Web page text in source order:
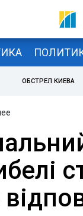
ОБСТРЕЛ КИЕВА